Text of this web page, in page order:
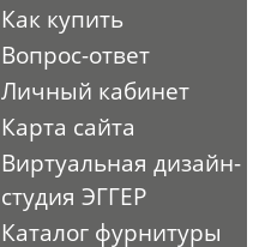
Как купить
Вопрос-ответ
Личный кабинет
Карта сайта
Виртуальная дизайн-
студия ЭГГЕР
Каталог фурнитуры